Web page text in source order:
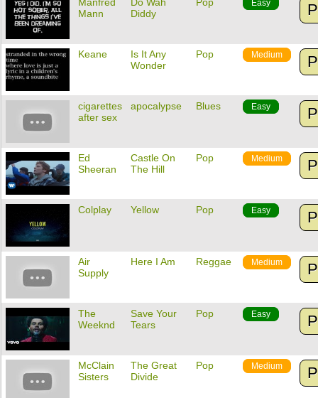
Mann
Diddy
Easy
Keane
Is It Any
Wonder
Pop Medium
cigarettes
after sex
apocalypse Blues Easy
Ed
Sheeran
Castle On
The Hill
Pop Medium
Colplay Yellow Pop Easy
Air
Supply
Here I Am Reggae Medium
The
Weeknd
Save Your
Tears
Pop Easy
McClain
Sisters
The Great
Divide
Pop Medium